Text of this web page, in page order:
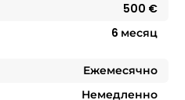
500 €
6 месяц
Ежемесячно
Немедленно